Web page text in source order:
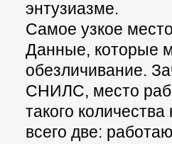
энтузиазме.
Самое узкое
Данные, которые
обезличивание.
СНИЛС, место
такого
всего две: